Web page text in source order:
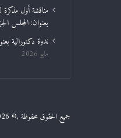
مناقشة أول مذكرة
بعنوان: المجلس
ندوة دكتورالية
مايو 2026
جميع الحقوق محفوظة ,© Copyright 2026